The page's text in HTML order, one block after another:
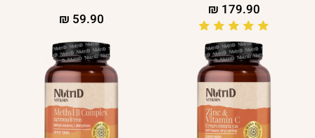
179.90
₪
59.90
₪